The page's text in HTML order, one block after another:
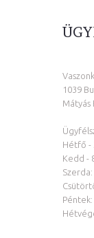
1039
Mátyás
Hétfő -
Kedd -
Péntek: